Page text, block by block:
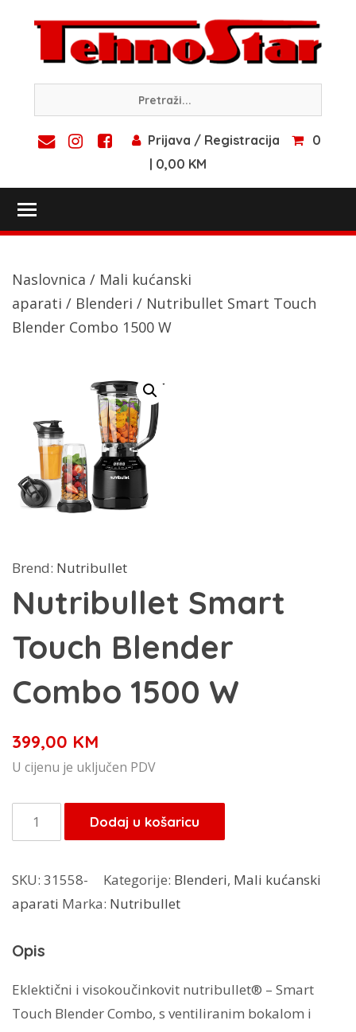
content
Prijava / Registracija
0
| 0,00 KM
Naslovnica / Mali kućanski
aparati / Blenderi / Nutribullet Smart Touch
Blender Combo 1500 W
Brend: Nutribullet
Nutribullet Smart
Touch Blender
Combo 1500 W
399,00 KM
U cijenu je uključen PDV
Nutribullet
Smart
Blender
Combo
W
količina
Dodaj u košaricu
SKU: 31558- Kategorije: Blenderi, Mali kućanski
aparati Marka: Nutribullet
Opis
Eklektični i visokoučinkovit nutribullet® – Smart
Touch Blender Combo, s ventiliranim bokalom i